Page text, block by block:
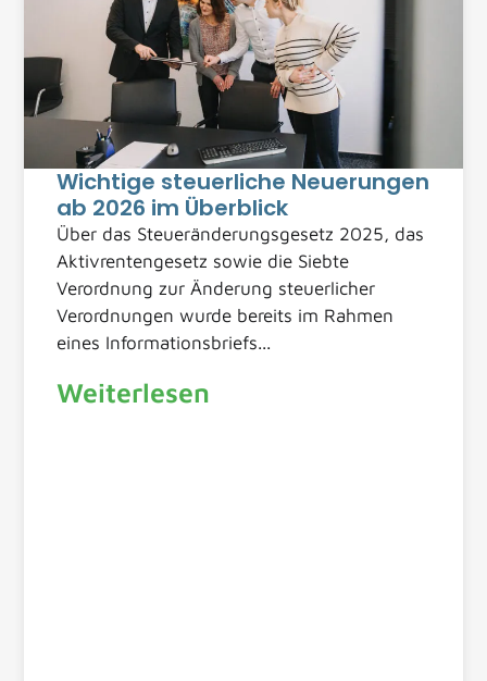
Wichtige steuerliche Neuerungen
ab 2026 im Überblick
Über das Steueränderungsgesetz 2025, das
Aktivrentengesetz sowie die Siebte
Verordnung zur Änderung steuerlicher
Verordnungen wurde bereits im Rahmen
eines Informationsbriefs...
Weiterlesen